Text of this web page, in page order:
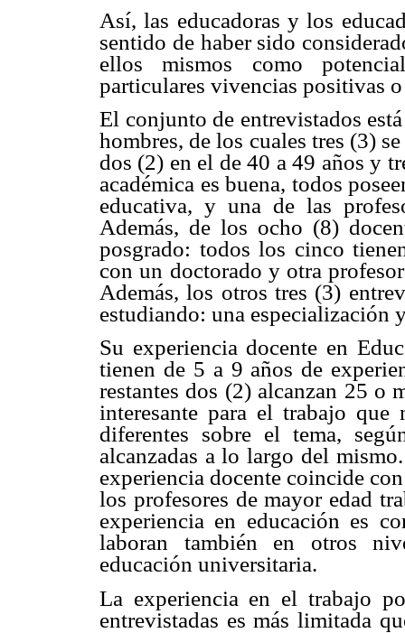
Así, las educadoras y los
sentido de haber sido
ellos mismos como
particulares vivencias positivas
El conjunto de entrevistados
hombres, de los cuales tres (3)
dos (2) en el de 40 a 49 años y
académica es buena, todos
educativa, y una de las
Además, de los ocho (8)
posgrado: todos los cinco
con un doctorado y otra
Además, los otros tres (3)
estudiando: una especialización
Su experiencia docente en
tienen de 5 a 9 años de
restantes dos (2) alcanzan 25 o
interesante para el trabajo que
diferentes sobre el tema,
alcanzadas a lo largo del
experiencia docente coincide
los profesores de mayor edad
experiencia en educación es
laboran también en otros
educación universitaria.
La experiencia en el trabajo
entrevistadas es más limitada